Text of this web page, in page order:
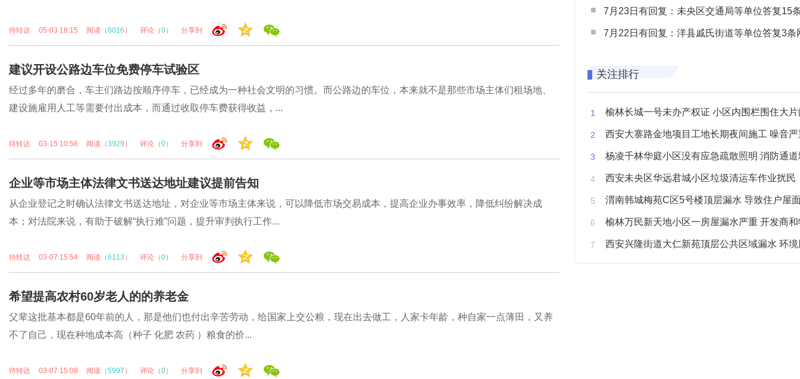
待转达 05-03 18:15 阅读（8016 ） 评论（0） 分享到
建议开设公路边车位免费停车试验区
经过多年的磨合，车主们路边按顺序停车，已经成为一种社会文明的习惯。而公路边的车位，本来就不是那些市场主体们租场地、
建设施雇用人工等需要付出成本，而通过收取停车费获得收益，...
待转达 03-15 10:56 阅读（3929 ） 评论（0） 分享到
企业等市场主体法律文书送达地址建议提前告知
从企业登记之时确认法律文书送达地址，对企业等市场主体来说，可以降低市场交易成本，提高企业办事效率，降低纠纷解决成
本；对法院来说，有助于破解“执行难”问题，提升审判执行工作...
待转达 03-07 15:54 阅读（6113 ） 评论（0） 分享到
希望提高农村60岁老人的的养老金
父辈这批基本都是60年前的人，那是他们也付出辛苦劳动，给国家上交公粮，现在出去做工，人家卡年龄，种自家一点薄田，又养
不了自己，现在种地成本高（种子 化肥 农药 ）粮食的价...
待转达 03-07 15:08 阅读（5997 ） 评论（0） 分享到
7月23日有回复：未央区交通局等单位答复15条网民
7月22日有回复：洋县戚氏街道等单位答复3条网民
关注排行
榆林长城一号未办产权证 小区内围栏围住大片闲置
西安大寨路金地项目工地长期夜间施工 噪音严重
杨凌千林华庭小区没有应急疏散照明 消防通
西安未央区华远君城小区垃圾清运车作业扰民
渭南韩城梅苑C区5号楼顶层漏水 导致住户屋面被
榆林万民新天地小区一房屋漏水严重 开发商和物业不予
西安兴隆街道大仁新苑顶层公共区域漏水 环